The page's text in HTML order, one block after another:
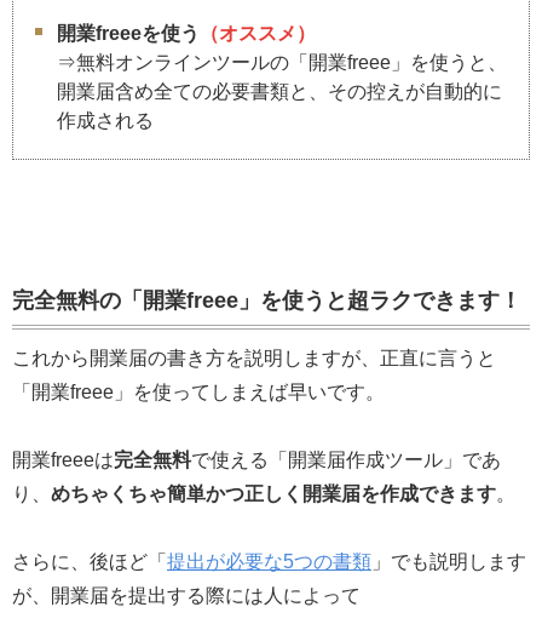
開業freeeを使う
（オススメ）
⇒無料オンラインツールの「開業freee」を使うと、
開業届含め全ての必要書類と、その控えが自動的に
作成される
完全無料の「開業freee」を使うと超ラクできます！
これから開業届の書き方を説明しますが、正直に言うと
「開業freee」を使ってしまえば早いです。
開業freeeは完全無料で使える「開業届作成ツール」であ
り、 めちゃくちゃ簡単かつ正しく開業届を作成できます。
さらに、後ほど「 提出が必要な5つの書類 」でも説明します
が、開業届を提出する際には人によって